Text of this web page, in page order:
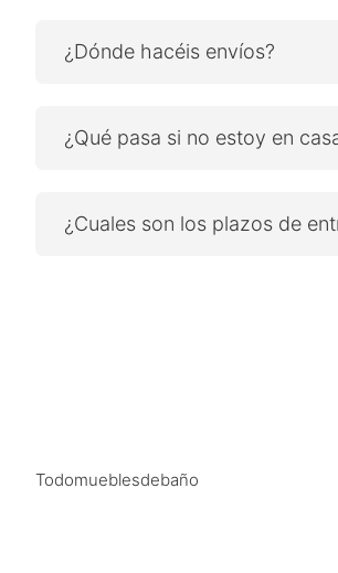
¿Dónde hacéis envíos?
¿Qué pasa si no estoy en
¿Cuales son los plazos de
Todomueblesdebaño